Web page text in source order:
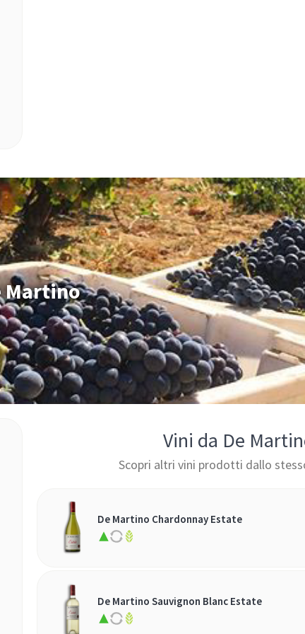
Martino
Vini da De
Scopri altri vini prodotti dallo
De Martino Chardonnay Estate
De Martino Sauvignon Blanc Estate